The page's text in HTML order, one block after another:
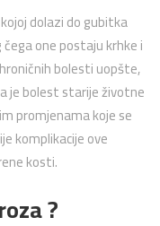
dolazi do gubitka
one postaju krhke i
bolesti uopšte,
je bolest starije životne
promjenama koje se
komplikacije ove
kosti.
?